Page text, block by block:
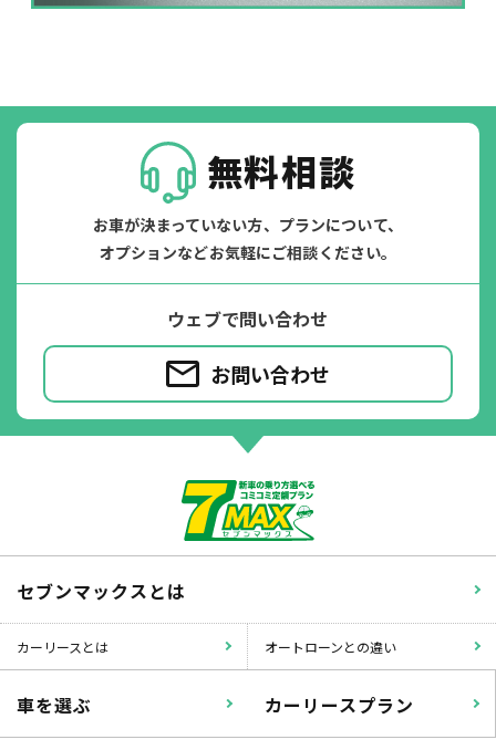
掛かります。
無料相談
お車が決まっていない方、プランについて、
オプションなどお気軽にご相談ください。
ウェブで問い合わせ
お問い合わせ
セブンマックスとは
カーリースとは オートローンとの違い
車を選ぶ カーリースプラン